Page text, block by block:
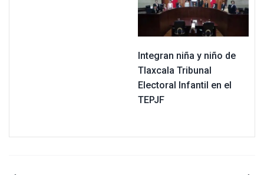
Integran niña y niño de
Tlaxcala Tribunal
Electoral Infantil en el
TEPJF